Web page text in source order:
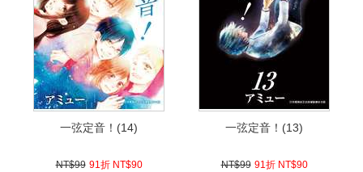
一弦定音！(14)
NT$99 91折 NT$90
一弦定音！(13)
NT$99 91折 NT$90